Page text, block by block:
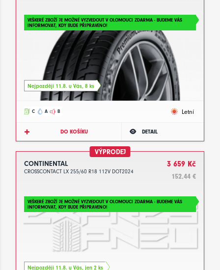
VEŠKERÉ ZBOŽÍ JE MOŽNÉ VYZVEDOUT V OLOMOUCI ZDARMA - BUDEME VÁS
INFORMOVAT, KDY BUDE PŘIPRAVENO!
Nejpozději 11.8. u Vás, 8 ks
C A B Letní
DO KOŠÍKU DETAIL
VÝPRODEJ
CONTINENTAL
CROSSCONTACT LX 255/60 R18 112V DOT2024
3 659 Kč
152.44 €
VEŠKERÉ ZBOŽÍ JE MOŽNÉ VYZVEDOUT V OLOMOUCI ZDARMA - BUDEME VÁS
INFORMOVAT, KDY BUDE PŘIPRAVENO!
Nejpozději 11.8. u Vás, jen 2 ks